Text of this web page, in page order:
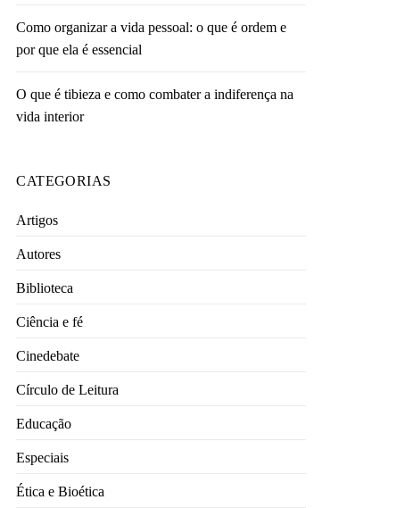
Como organizar a vida pessoal: o que é ordem e
por que ela é essencial
O que é tibieza e como combater a indiferença na
vida interior
CATEGORIAS
Artigos
Autores
Biblioteca
Ciência e fé
Cinedebate
Círculo de Leitura
Educação
Especiais
Ética e Bioética